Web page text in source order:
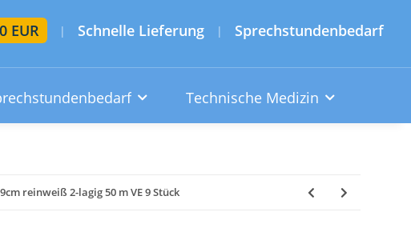
EUR | Schnelle Lieferung | Sprechstundenbedarf
Technische Medizin
reinweiß 2-lagig 50 m VE 9 Stück